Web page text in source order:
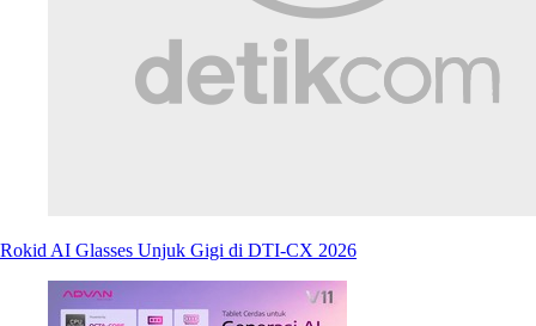
Rokid AI Glasses Unjuk Gigi di DTI-CX 2026